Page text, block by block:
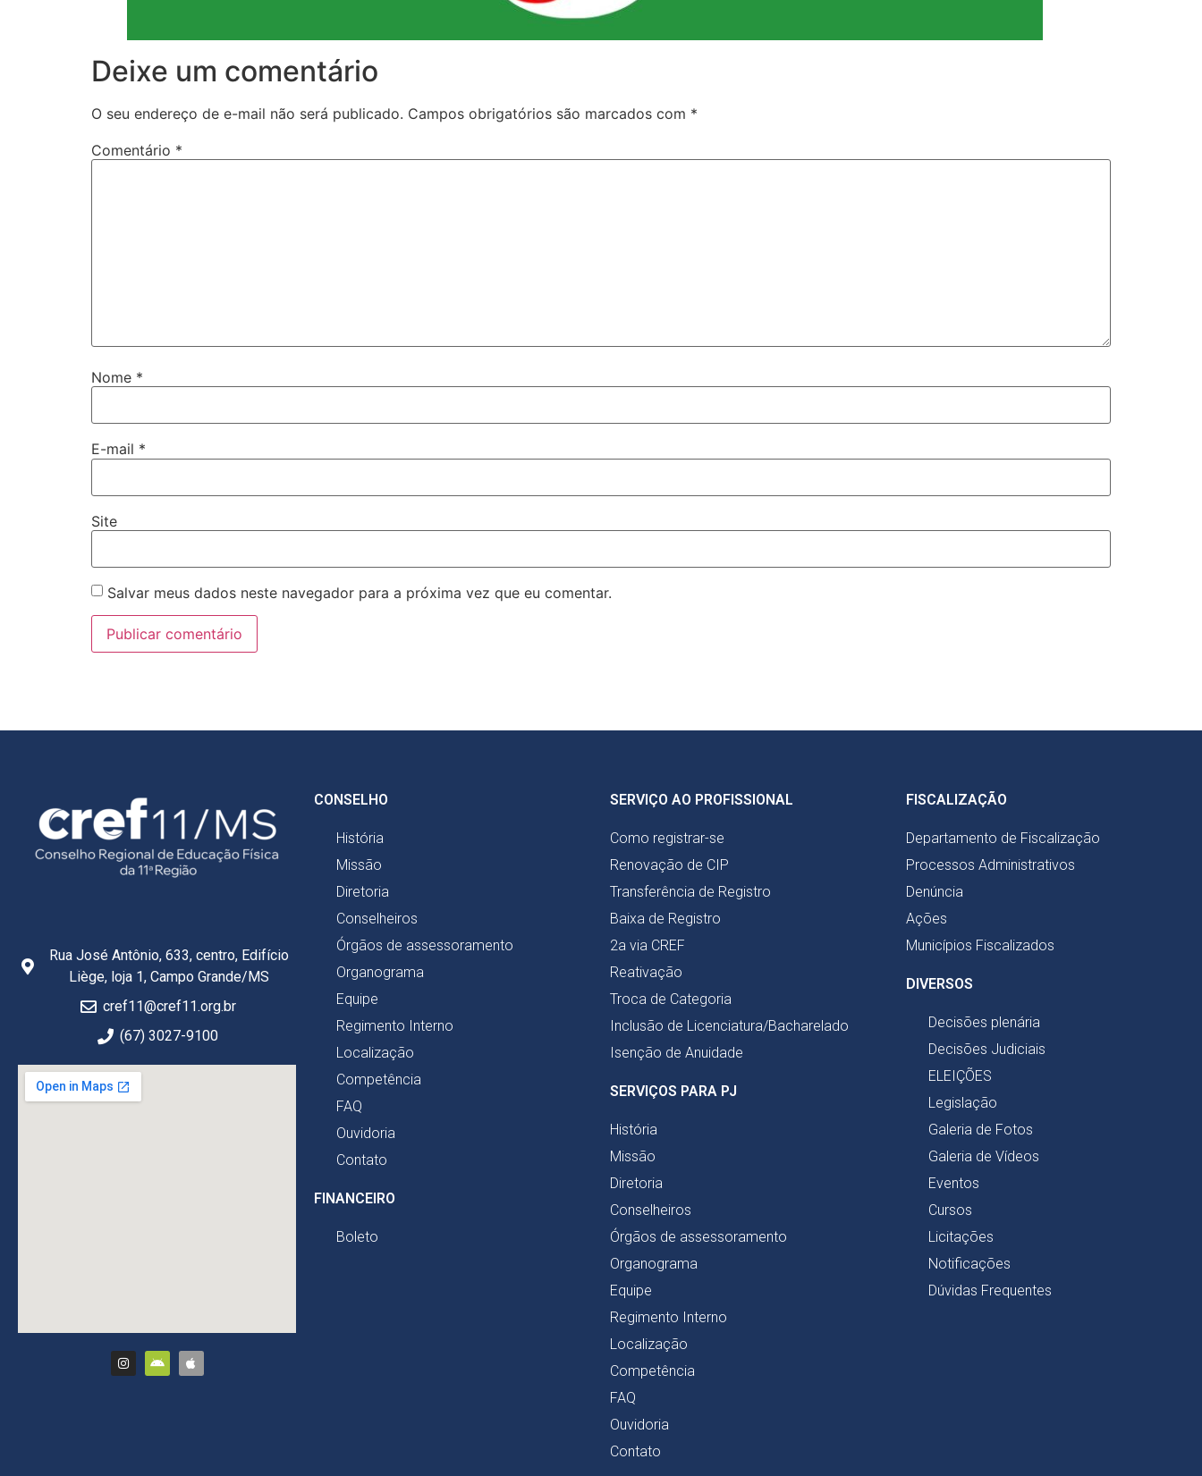
Deixe um comentário
O seu endereço de e-mail não será publicado. Campos obrigatórios são marcados com *
Comentário *
Nome *
E-mail *
Site
Salvar meus dados neste navegador para a próxima vez que eu comentar.
Rua José Antônio, 633, centro, Edifício
Liège, loja 1, Campo Grande/MS
cref11@cref11.org.br
(67) 3027-9100
CONSELHO
História
Missão
Diretoria
Conselheiros
Órgãos de assessoramento
Organograma
Equipe
Regimento Interno
Localização
Competência
FAQ
Ouvidoria
Contato
FINANCEIRO
Boleto
SERVIÇO AO PROFISSIONAL
Como registrar-se
Renovação de CIP
Transferência de Registro
Baixa de Registro
2a via CREF
Reativação
Troca de Categoria
Inclusão de Licenciatura/Bacharelado
Isenção de Anuidade
SERVIÇOS PARA PJ
História
Missão
Diretoria
Conselheiros
Órgãos de assessoramento
Organograma
Equipe
Regimento Interno
Localização
Competência
FAQ
Ouvidoria
Contato
FISCALIZAÇÃO
Departamento de Fiscalização
Processos Administrativos
Denúncia
Ações
Municípios Fiscalizados
DIVERSOS
Decisões plenária
Decisões Judiciais
ELEIÇÕES
Legislação
Galeria de Fotos
Galeria de Vídeos
Eventos
Cursos
Licitações
Notificações
Dúvidas Frequentes